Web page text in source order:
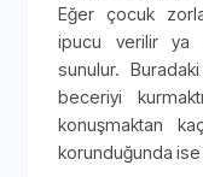
Eğer çocuk
ipucu verilir ya
sunulur.
beceriyi
konuşmaktan
korunduğunda